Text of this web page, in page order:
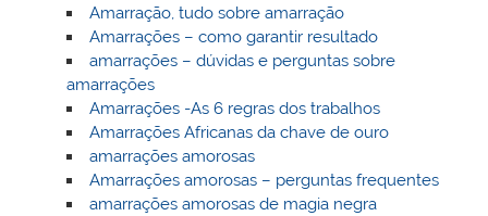
Amarração, tudo sobre amarração
Amarrações – como garantir resultado
amarrações – dúvidas e perguntas sobre
amarrações
Amarrações -As 6 regras dos trabalhos
Amarrações Africanas da chave de ouro
amarrações amorosas
Amarrações amorosas – perguntas frequentes
amarrações amorosas de magia negra